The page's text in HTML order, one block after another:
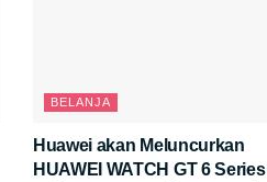
BELANJA
Huawei akan Meluncurkan
HUAWEI WATCH GT 6 Series